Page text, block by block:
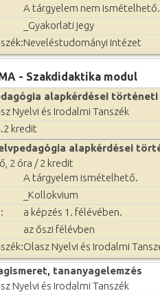
A tárgyelem nem ismételhető.
_Gyakorlati jegy
Neveléstudományi Intézet
- Szakdidaktika modul
alapkérdései
Nyelvi és Irodalmi Tanszék
kredit
alapkérdései
2 óra / 2 kredit
A tárgyelem ismételhető.
_Kollokvium
a képzés 1. félévében.
az őszi félévben
Olasz Nyelvi és Irodalmi
tananyagelemzés
Nyelvi és Irodalmi Tanszék